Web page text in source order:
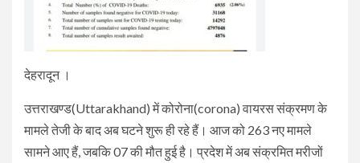
देहरादून ।
उत्तराखण्ड(Uttarakhand) में कोरोना(corona) वायरस संक्रमण के
मामले तेजी के बाद अब घटने शुरू ही रहे हैं। आज को 263 नए मामले
सामने आए हैं, जबकि 07 की मौत हुई है। प्रदेश में अब संक्रमित मरीजों